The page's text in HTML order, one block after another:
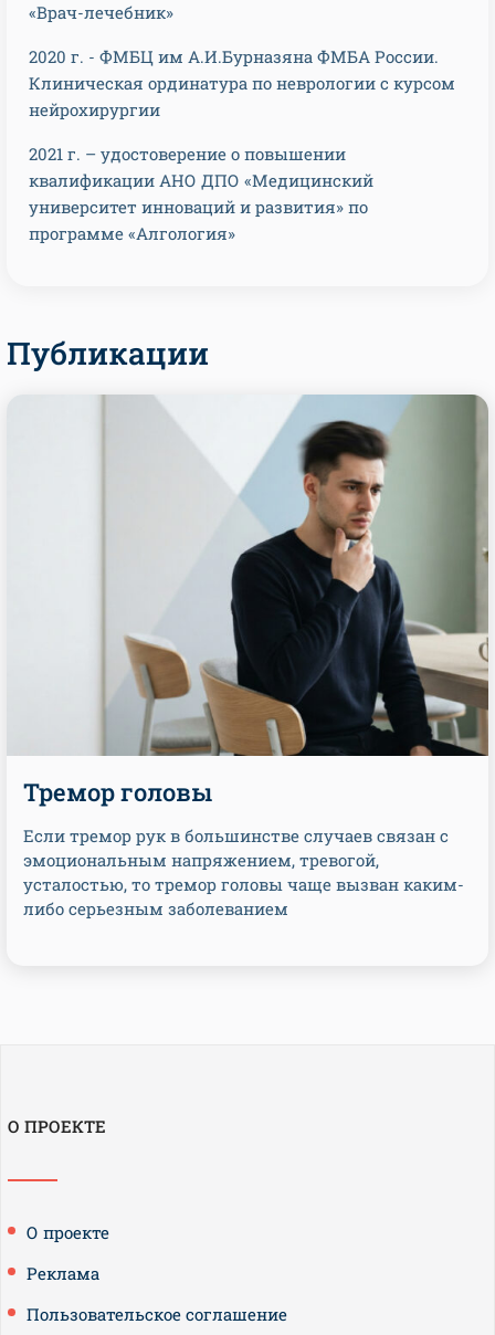
«Врач-лечебник»
2020 г. - ФМБЦ им А.И.Бурназяна ФМБА России.
Клиническая ординатура по неврологии с курсом
нейрохирургии
2021 г. – удостоверение о повышении
квалификации АНО ДПО «Медицинский
университет инноваций и развития» по
программе «Алгология»
Публикации
Тремор головы
Если тремор рук в большинстве случаев связан с
эмоциональным напряжением, тревогой,
усталостью, то тремор головы чаще вызван каким-
либо серьезным заболеванием
О ПРОЕКТЕ
О проекте
Реклама
Пользовательское соглашение